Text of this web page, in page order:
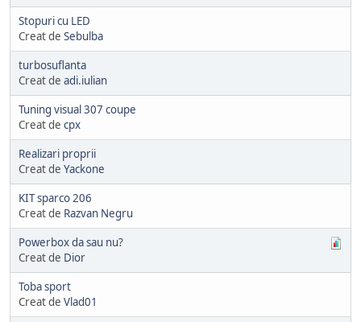
Stopuri cu LED
Creat de Sebulba
turbosuflanta
Creat de adi.iulian
Tuning visual 307 coupe
Creat de cpx
Realizari proprii
Creat de Yackone
KIT sparco 206
Creat de Razvan Negru
Powerbox da sau nu?
Creat de Dior
Toba sport
Creat de Vlad01